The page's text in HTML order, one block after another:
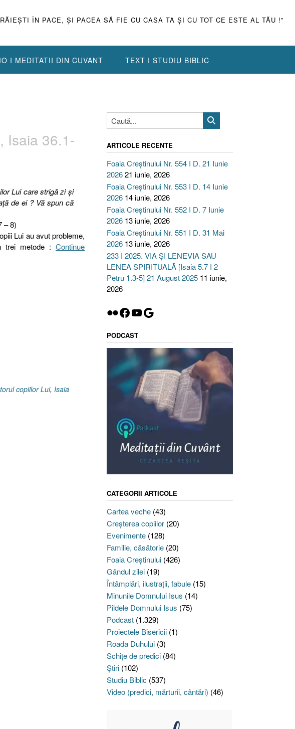
ÎN PACE, ŞI PACEA SĂ FIE CU CASA TA ŞI CU TOT CE ESTE AL TĂU !”
I MEDITATII DIN CUVANT TEXT I STUDIU BIBLIC
Isaia 36.1-
Lui care strigă zi şi
de ei ? Vă spun că
– 8)
Lui au avut probleme,
trei metode :Continue
copiilor Lui, Isaia
ARTICOLE RECENTE
Foaia Creștinului Nr. 554 I D. 21 Iunie
202621 iunie, 2026
Foaia Creștinului Nr. 553 I D. 14 Iunie
2026 14 iunie, 2026
Foaia Creștinului Nr. 552 I D. 7 Iunie
2026 13 iunie, 2026
Foaia Creștinului Nr. 551 I D. 31 Mai
2026 13 iunie, 2026
233 I 2025. VIA ȘI LENEVIA SAU
LENEA SPIRITUALĂ [Isaia 5.7 I 2
Petru 1.3-5] 21 August 2025 11 iunie,
2026
Flickr
Facebook
YouTube
Google
PODCAST
CATEGORII ARTICOLE
Cartea veche(43)
Creşterea copiilor(20)
Evenimente(128)
Familie, căsătorie(20)
Foaia Creştinului(426)
Gândul zilei(19)
Întâmplări, ilustraţii, fabule(15)
Minunile Domnului Isus (14)
Pildele Domnului Isus (75)
Podcast(1.329)
Proiectele Bisericii(1)
Roada Duhului(3)
Schiţe de predici(84)
Ştiri(102)
Studiu Biblic (537)
Video (predici, mărturii, cântări) (46)